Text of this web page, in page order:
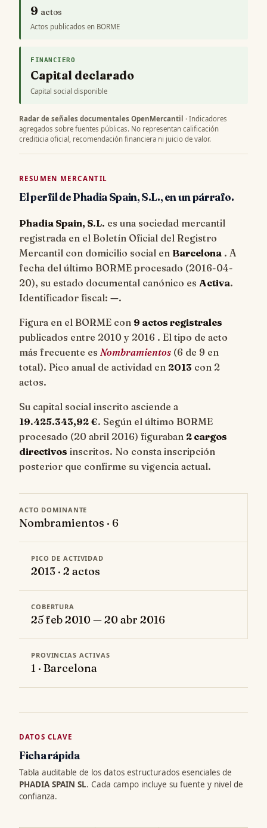
9 actos
Actos publicados en BORME
FINANCIERO
Capital declarado
Capital social disponible
Radar de señales documentales OpenMercantil · Indicadores
agregados sobre fuentes públicas. No representan calificación
crediticia oficial, recomendación financiera ni juicio de valor.
RESUMEN MERCANTIL
El perfil de Phadia Spain, S.L., en un párrafo.
Phadia Spain, S.L. es una sociedad mercantil
registrada en el Boletín Oficial del Registro
Mercantil con domicilio social en Barcelona . A
fecha del último BORME procesado (2016-04-
20), su estado documental canónico es Activa.
Identificador fiscal: —.
Figura en el BORME con 9 actos registrales
publicados entre 2010 y 2016 . El tipo de acto
más frecuente es Nombramientos (6 de 9 en
total). Pico anual de actividad en 2013 con 2
actos.
Su capital social inscrito asciende a
19.425.343,92 €. Según el último BORME
procesado (20 abril 2016) figuraban 2 cargos
directivos inscritos. No consta inscripción
posterior que confirme su vigencia actual.
ACTO DOMINANTE
Nombramientos · 6
PICO DE ACTIVIDAD
2013 · 2 actos
COBERTURA
25 feb 2010 — 20 abr 2016
PROVINCIAS ACTIVAS
1 · Barcelona
DATOS CLAVE
Ficha rápida
Tabla auditable de los datos estructurados esenciales de
PHADIA SPAIN SL. Cada campo incluye su fuente y nivel de
confianza.